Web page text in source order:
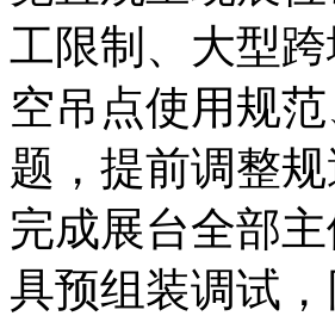
工限制、大型
空吊点使用规
题，提前调整
完成展台全部
具预组装调试